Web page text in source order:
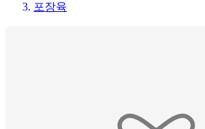
포장육